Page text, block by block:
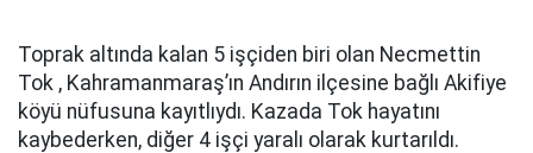
Toprak altında kalan 5 işçiden biri olan Necmettin
Tok , Kahramanmaraş’ın Andırın ilçesine bağlı Akifiye
köyü nüfusuna kayıtlıydı. Kazada Tok hayatını
kaybederken, diğer 4 işçi yaralı olarak kurtarıldı.